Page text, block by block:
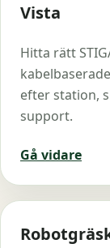
Vista
Hitta rätt
efter station,
support.
Gå vidare